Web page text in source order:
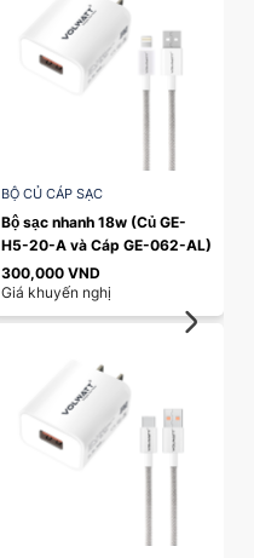
BỘ CỦ CÁP SẠC
Bộ sạc nhanh 18w (Củ GE-
H5-20-A và Cáp GE-062-AL)
300,000 VND
Giá khuyến nghị